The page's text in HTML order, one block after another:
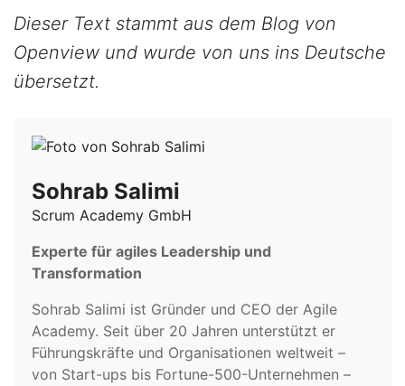
Dieser Text stammt aus dem Blog von
Openview und wurde von uns ins Deutsche
übersetzt.
Sohrab Salimi
Scrum Academy GmbH
Experte für agiles Leadership und
Transformation
Sohrab Salimi ist Gründer und CEO der Agile
Academy. Seit über 20 Jahren unterstützt er
Führungskräfte und Organisationen weltweit –
von Start-ups bis Fortune-500-Unternehmen –